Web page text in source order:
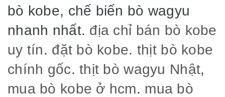
bò kobe, chế biến bò wagyu
nhanh nhất. địa chỉ bán bò kobe
uy tín. đặt bò kobe. thịt bò kobe
chính gốc.thịt bò wagyu Nhật,
mua bò kobe ở hcm. mua bò